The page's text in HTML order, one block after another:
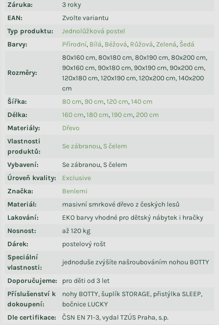
Záruka:
3 roky
EAN:
Zvolte variantu
Typ produktu:
Jednolůžková postel
Barvy: Přírodní, Bílá, Béžová, Růžová, Zelená, Šedá
Rozměry:
80x160 cm, 80x180 cm, 80x190 cm, 80x200 cm,
90x160 cm, 90x180 cm, 90x190 cm, 90x200 cm,
120x180 cm, 120x190 cm, 120x200 cm, 140x200
cm
Šířka: 80 cm, 90 cm,120 cm,140 cm
Délka: 160 cm,180 cm,190 cm, 200 cm
Materiály:
Dřevo
Vlastnosti
produktů:
Se zábranou, S čelem
Vybavení:
Se zábranou, S čelem
Úroveň kvality:
Exclusive
Značka:
Benlemi
Materiál:
masivní smrkové dřevo z českých lesů
Lakování:
EKO barvy vhodné pro dětský nábytek i hračky
Nosnost:
až 120 kg
Dárek:
postelový rošt
Speciální
vlastnosti:
jednoduše zvýšíte našroubováním nohou BOTTY
Doporučujeme:
pro děti od 3 let
Příslušenství k
dokoupení:
nohy BOTTY, šuplík STORAGE, přistýlka SLEEP,
bočnice LUCKY
Dle certifikace:
ČSN EN 71-3, vydal TZÚS Praha, s.p.